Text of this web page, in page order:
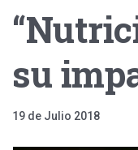
su
19 de Julio 2018